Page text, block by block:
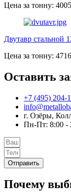
Цена за тонну:
Двутавр стальной
Цена за тонну:
Оставить
+7 (495) 204-
г. Озёры,
Пн-Пт: 8:00 -
Отправить
Почему